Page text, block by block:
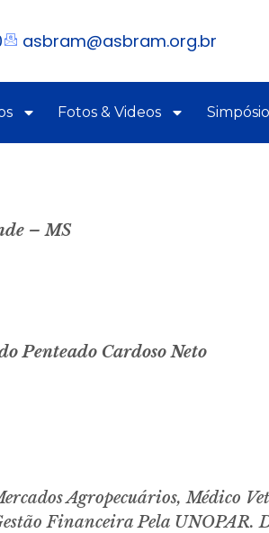
asbram@asbram.org.br
Fotos & Videos
– MS
Penteado Cardoso Neto
Agropecuários, Médico
Financeira Pela UNOPAR.